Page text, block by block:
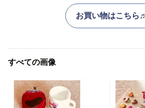
お買い物はこちら♬
すべての画像